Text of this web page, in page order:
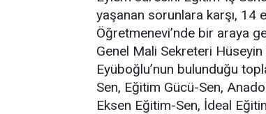
yaşanan sorunlara karşı, 14
Öğretmenevi’nde bir araya
Genel Mali Sekreteri
Eyüboğlu’nun bulunduğu
Sen, Eğitim Gücü-Sen,
Eksen Eğitim-Sen, İdeal